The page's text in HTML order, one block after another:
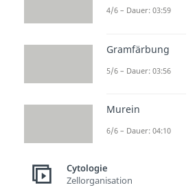
Nucleolus
zur
4/6 – Dauer: 03:59
Gramfärbung
5/6 – Dauer: 03:56
Murein
6/6 – Dauer: 04:10
Cytologie
Zellorganisation